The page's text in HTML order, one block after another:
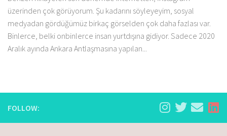
üzerinden çok görüyorum. Şu kadarını söyleyeyim, sosyal
medyadan gördüğümüz birkaç görselden çok daha fazlası var.
Binlerce, belki onbinlerce insan yurtdışına gidiyor. Sadece 2020
Aralık ayında Ankara Antlaşmasına yapılan...
FOLLOW: